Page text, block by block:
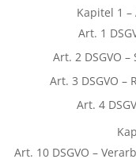
Kapitel 1
Art. 1
Art. 2 DSGVO
Art. 3 DSGVO
Art. 4
Art. 10 DSGVO –